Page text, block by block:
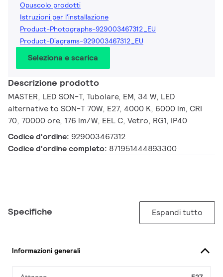
Opuscolo prodotti
Istruzioni per l'installazione
Product-Photographs-929003467312_EU
Product-Diagrams-929003467312_EU
Seleziona e scarica
Descrizione prodotto
MASTER, LED SON-T, Tubolare, EM, 34 W, LED
alternative to SON-T 70W, E27, 4000 K, 6000 lm, CRI
70, 70000 ore, 176 lm/W, EEL C, Vetro, RG1, IP40
Codice d'ordine: 929003467312
Codice d'ordine completo: 871951444893300
Specifiche Espandi tutto
Informazioni generali